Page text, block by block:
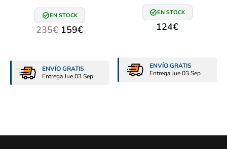
EN STOCK
235€ 159€
ENVÍO GRATIS
Entrega Jue 03 Sep
EN STOCK
124€
ENVÍO GRATIS
Entrega Jue 03 Sep